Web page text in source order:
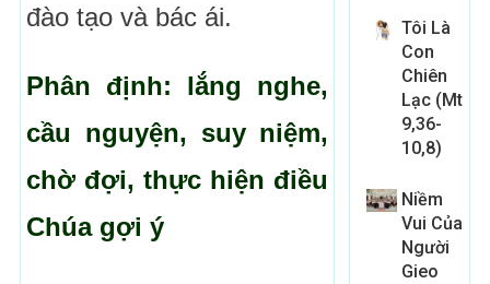
đào tạo và bác ái.
Phân định: lắng nghe,
cầu nguyện, suy niệm,
chờ đợi, thực hiện điều
Chúa gợi ý
Tôi Là
Con
Chiên
Lạc (Mt
9,36-
10,8)
Niềm
Vui Của
Người
Gieo